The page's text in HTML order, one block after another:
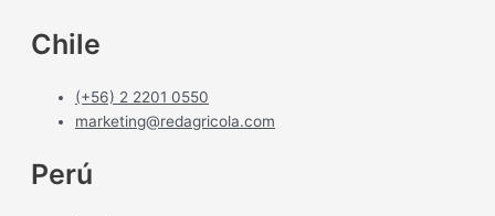
Chile
(+56) 2 2201 0550
marketing@redagricola.com
Perú